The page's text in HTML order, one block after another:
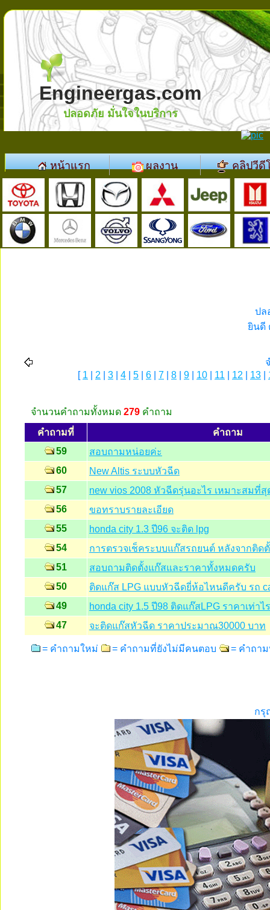
Engineergas.com
ปลอดภัย มั่นใจในบริการ
หน้าแรก ผลงาน คลิปวีดี
ปล
ยินดี
[ 1 2 3 4 5 6 7 8 9 10 11 12 13
จํานวนคำถามทั้งหมด 279 คำถาม
คำถามที่
คำถาม
59
สอบถามหน่อยค่ะ
60
New Altis ระบบหัวฉีด
57
new vios 2008 หัวฉีดรุ่นอะไร เหมาะสมที่
56
ขอทราบรายละเอียด
55
honda city 1.3 ปี96 จะติด lpg
54
การตรวจเช็คระบบแก๊สรถยนต์ หลังจากติด
51
สอบถามติดตั้งแก๊สและราคาทั้งหมดครับ
50
ติดแก๊ส LPG แบบหัวฉีดยี่ห้อไหนดีครับ รถ
49
honda city 1.5 ปี98 ติดแก๊สLPG ราคาเท่าไ
47
จะติดแก๊สหัวฉีด ราคาประมาณ30000 บาท
= คำถามใหม่ = คำถามที่ยังไม่มีคนตอบ = คำถา
กรุ